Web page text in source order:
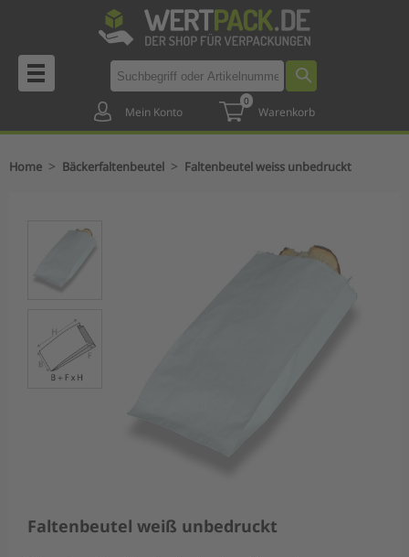
Mein Konto
0
Warenkorb
Home > Bäckerfaltenbeutel > Faltenbeutel weiss unbedruckt
Faltenbeutel weiß unbedruckt